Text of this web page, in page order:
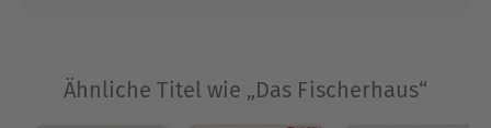
Ähnliche Titel wie „Das Fischerhaus“